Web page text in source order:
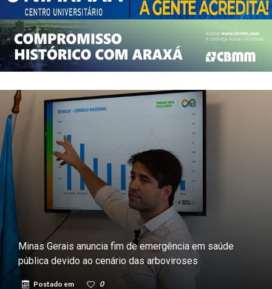
Minas Gerais anuncia fim de emergência em saúde
pública devido ao cenário das arboviroses
Postado em 0